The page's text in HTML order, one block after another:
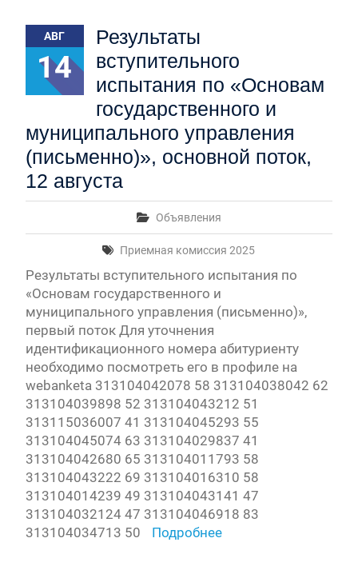
АВГ
14
Результаты
вступительного
испытания по «Основам
государственного и
муниципального управления
(письменно)», основной поток,
12 августа
Объявления
Приемная комиссия 2025
Результаты вступительного испытания по
«Основам государственного и
муниципального управления (письменно)»,
первый поток Для уточнения
идентификационного номера абитуриенту
необходимо посмотреть его в профиле на
webanketa 313104042078 58 313104038042 62
313104039898 52 313104043212 51
313115036007 41 313104045293 55
313104045074 63 313104029837 41
313104042680 65 313104011793 58
313104043222 69 313104016310 58
313104014239 49 313104043141 47
313104032124 47 313104046918 83
313104034713 50
Подробнее